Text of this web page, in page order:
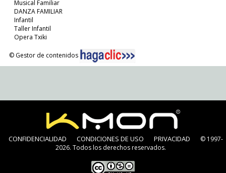
Musical Familiar
DANZA FAMILIAR
Infantil
Taller Infantil
Opera Txiki
© Gestor de contenidos
CONFIDENCIALIDAD CONDICIONES DE USO PRIVACIDAD
© 1997-
2026. Todos los derechos reservados.